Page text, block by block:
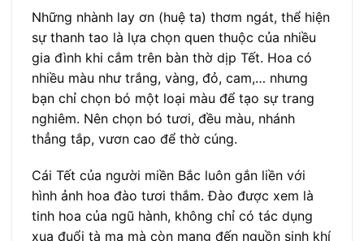
Những nhành lay ơn (huệ ta) thơm ngát, thể hiện
sự thanh tao là lựa chọn quen thuộc của nhiều
gia đình khi cắm trên bàn thờ dịp Tết. Hoa có
nhiều màu như trắng, vàng, đỏ, cam,… nhưng
bạn chỉ chọn bó một loại màu để tạo sự trang
nghiêm. Nên chọn bó tươi, đều màu, nhánh
thẳng tắp, vươn cao để thờ cúng.
Cái Tết của người miền Bắc luôn gắn liền với
hình ảnh hoa đào tươi thắm. Đào được xem là
tinh hoa của ngũ hành, không chỉ có tác dụng
xua đuổi tà ma mà còn mang đến nguồn sinh khí